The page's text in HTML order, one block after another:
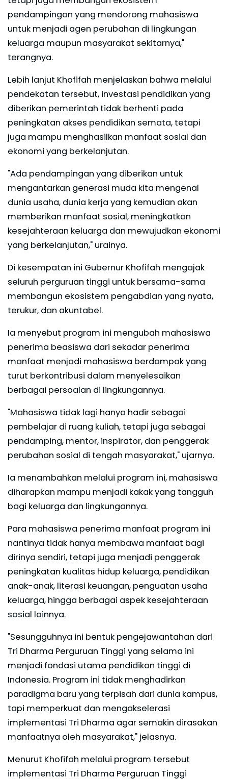
pendampingan yang mendorong mahasiswa
untuk menjadi agen perubahan di lingkungan
keluarga maupun masyarakat sekitarnya,"
terangnya.
Lebih lanjut Khofifah menjelaskan bahwa melalui
pendekatan tersebut, investasi pendidikan yang
diberikan pemerintah tidak berhenti pada
peningkatan akses pendidikan semata, tetapi
juga mampu menghasilkan manfaat sosial dan
ekonomi yang berkelanjutan.
"Ada pendampingan yang diberikan untuk
mengantarkan generasi muda kita mengenal
dunia usaha, dunia kerja yang kemudian akan
memberikan manfaat sosial, meningkatkan
kesejahteraan keluarga dan mewujudkan ekonomi
yang berkelanjutan," urainya.
Di kesempatan ini Gubernur Khofifah mengajak
seluruh perguruan tinggi untuk bersama-sama
membangun ekosistem pengabdian yang nyata,
terukur, dan akuntabel.
Ia menyebut program ini mengubah mahasiswa
penerima beasiswa dari sekadar penerima
manfaat menjadi mahasiswa berdampak yang
turut berkontribusi dalam menyelesaikan
berbagai persoalan di lingkungannya.
"Mahasiswa tidak lagi hanya hadir sebagai
pembelajar di ruang kuliah, tetapi juga sebagai
pendamping, mentor, inspirator, dan penggerak
perubahan sosial di tengah masyarakat," ujarnya.
Ia menambahkan melalui program ini, mahasiswa
diharapkan mampu menjadi kakak yang tangguh
bagi keluarga dan lingkungannya.
Para mahasiswa penerima manfaat program ini
nantinya tidak hanya membawa manfaat bagi
dirinya sendiri, tetapi juga menjadi penggerak
peningkatan kualitas hidup keluarga, pendidikan
anak-anak, literasi keuangan, penguatan usaha
keluarga, hingga berbagai aspek kesejahteraan
sosial lainnya.
"Sesungguhnya ini bentuk pengejawantahan dari
Tri Dharma Perguruan Tinggi yang selama ini
menjadi fondasi utama pendidikan tinggi di
Indonesia. Program ini tidak menghadirkan
paradigma baru yang terpisah dari dunia kampus,
tapi memperkuat dan mengakselerasi
implementasi Tri Dharma agar semakin dirasakan
manfaatnya oleh masyarakat," jelasnya.
Menurut Khofifah melalui program tersebut
implementasi Tri Dharma Perguruan Tinggi